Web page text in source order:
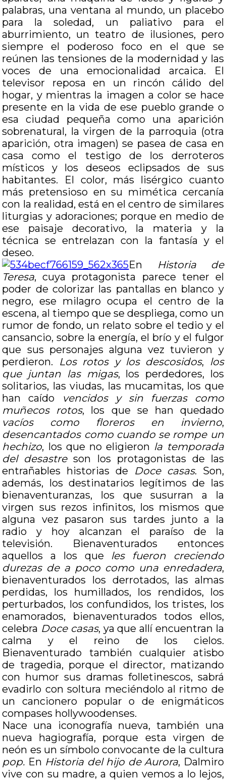
palabras, una ventana al mundo, un placebo
para la soledad, un paliativo para el
aburrimiento, un teatro de ilusiones, pero
siempre el poderoso foco en el que se
reúnen las tensiones de la modernidad y las
voces de una emocionalidad arcaica. El
televisor reposa en un rincón cálido del
hogar, y mientras la imagen a color se hace
presente en la vida de ese pueblo grande o
esa ciudad pequeña como una aparición
sobrenatural, la virgen de la parroquia (otra
aparición, otra imagen) se pasea de casa en
casa como el testigo de los derroteros
místicos y los deseos eclipsados de sus
habitantes. El color, más lisérgico cuanto
más pretensioso en su mimética cercanía
con la realidad, está en el centro de similares
liturgias y adoraciones; porque en medio de
ese paisaje decorativo, la materia y la
técnica se entrelazan con la fantasía y el
deseo.
En
Historia de
Teresa, cuya protagonista parece tener el
poder de colorizar las pantallas en blanco y
negro, ese milagro ocupa el centro de la
escena, al tiempo que se despliega, como un
rumor de fondo, un relato sobre el tedio y el
cansancio, sobre la energía, el brío y el fulgor
que sus personajes alguna vez tuvieron y
perdieron. Los rotos y los descosidos,
los
que juntan las migas, los perdedores, los
solitarios, las viudas, las mucamitas, los que
han caído
vencidos y sin fuerzas como
muñecos rotos, los que se han quedado
vacíos como floreros en invierno,
desencantados como cuando se rompe un
hechizo, los que no eligieron la temporada
del desastreson los protagonistas de las
entrañables historias de Doce casas. Son,
además, los destinatarios legítimos de las
bienaventuranzas, los que susurran a la
virgen sus rezos infinitos, los mismos que
alguna vez pasaron sus tardes junto a la
radio y hoy alcanzan el paraíso de la
televisión. Bienaventurados entonces
aquellos a los que les fueron creciendo
durezas de a poco como una enredadera,
bienaventurados los derrotados, las almas
perdidas, los humillados, los rendidos, los
perturbados, los confundidos, los tristes, los
enamorados, bienaventurados todos ellos,
celebra Doce casas, ya que allí encuentran la
calma y el reino de los cielos.
Bienaventurado también cualquier atisbo
de tragedia, porque el director, matizando
con humor sus dramas folletinescos, sabrá
evadirlo con soltura meciéndolo al ritmo de
un cancionero popular o de enigmáticos
compases hollywoodenses.
Nace una iconografía nueva, también una
nueva hagiografía, porque esta virgen de
neón es un símbolo convocante de la cultura
pop. En Historia del hijo de Aurora, Dalmiro
vive con su madre, a quien vemos a lo lejos,